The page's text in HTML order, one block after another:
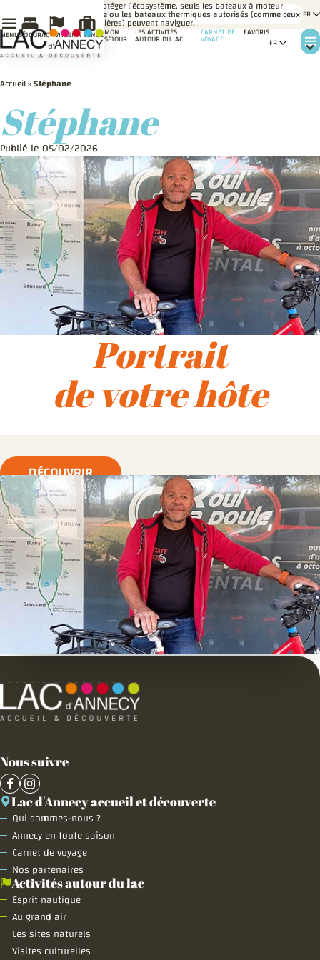
SAVIEZ-
VOUS ?
Pour protéger l’écosystème, seuls les bateaux à moteur
électrique ou les bateaux thermiques autorisés (comme ceux
des croisières) peuvent naviguer.
MON
SÉJOUR
LES ACTIVITÉS
AUTOUR DU LAC
CARNET DE
VOYAGE
FAVORIS
MENUSÉJOURACTIVITÉSMA VENUE
Accueil»Stéphane
Stéphane
Publié le 05/02/2026
Portrait
de votre hôte
DÉCOUVRIR
Nous suivre
Lac d'Annecy accueil et découverte
Qui sommes-nous ?
Annecy en toute saison
Carnet de voyage
Nos partenaires
Activités autour du lac
Esprit nautique
Au grand air
Les sites naturels
Visites culturelles